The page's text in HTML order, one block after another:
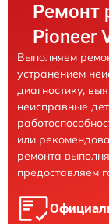
Ремонт
Pioneer
Выполняем
устранением
диагностику,
неисправные
или
ремонта
предоставляем